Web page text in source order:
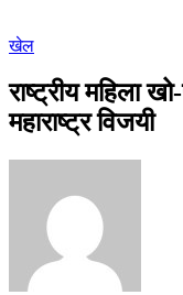
खेल
राष्ट्रीय महिला
महाराष्ट्र विजयी